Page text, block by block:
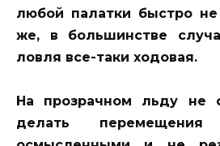
любой палатки быстро
же, в большинстве
ловля все-таки ходовая.
На прозрачном льду не
делать